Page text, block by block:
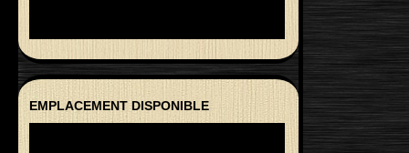
EMPLACEMENT DISPONIBLE